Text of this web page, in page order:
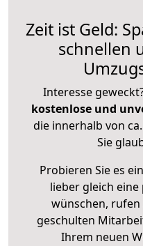
Zeit ist Geld:
schnellen
Interesse
kostenlose und
die innerhalb von
Sie
Probieren Sie es
lieber gleich eine
wünschen, rufen
geschulten
Ihrem neuen